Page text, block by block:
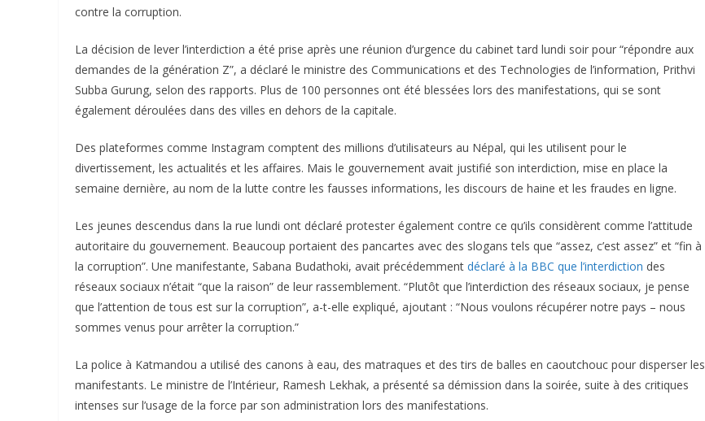
contre la corruption.
La décision de lever l’interdiction a été prise après une réunion d’urgence du cabinet tard lundi soir pour “répondre aux
demandes de la génération Z”, a déclaré le ministre des Communications et des Technologies de l’information, Prithvi
Subba Gurung, selon des rapports. Plus de 100 personnes ont été blessées lors des manifestations, qui se sont
également déroulées dans des villes en dehors de la capitale.
Des plateformes comme Instagram comptent des millions d’utilisateurs au Népal, qui les utilisent pour le
divertissement, les actualités et les affaires. Mais le gouvernement avait justifié son interdiction, mise en place la
semaine dernière, au nom de la lutte contre les fausses informations, les discours de haine et les fraudes en ligne.
Les jeunes descendus dans la rue lundi ont déclaré protester également contre ce qu’ils considèrent comme l’attitude
autoritaire du gouvernement. Beaucoup portaient des pancartes avec des slogans tels que “assez, c’est assez” et “fin à
la corruption”. Une manifestante, Sabana Budathoki, avait précédemment déclaré à la BBC que l’interdiction des
réseaux sociaux n’était “que la raison” de leur rassemblement. “Plutôt que l’interdiction des réseaux sociaux, je pense
que l’attention de tous est sur la corruption”, a-t-elle expliqué, ajoutant : “Nous voulons récupérer notre pays – nous
sommes venus pour arrêter la corruption.”
La police à Katmandou a utilisé des canons à eau, des matraques et des tirs de balles en caoutchouc pour disperser les
manifestants. Le ministre de l’Intérieur, Ramesh Lekhak, a présenté sa démission dans la soirée, suite à des critiques
intenses sur l’usage de la force par son administration lors des manifestations.